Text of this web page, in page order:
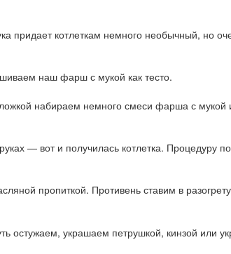
котлеткам немного необычный, но
наш фарш с мукой как тесто.
набираем немного смеси фарша с мукой
— вот и получилась котлетка. Процедуру
пропиткой. Противень ставим в
остужаем, украшаем петрушкой, кинзой или